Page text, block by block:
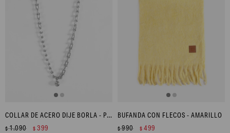
COLLAR DE ACERO DIJE BORLA - PLATEADO
$1.090 $ 399
BUFANDA CON FLECOS - AMARILLO
$990 $ 499